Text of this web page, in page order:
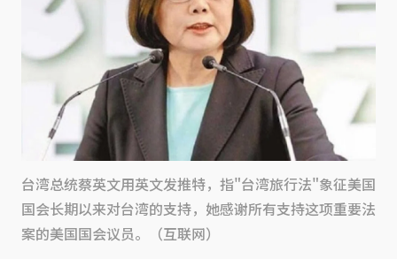
台湾总统蔡英文用英文发推特，指"台湾旅行法"象征美国
国会长期以来对台湾的支持，她感谢所有支持这项重要法
案的美国国会议员。（互联网）